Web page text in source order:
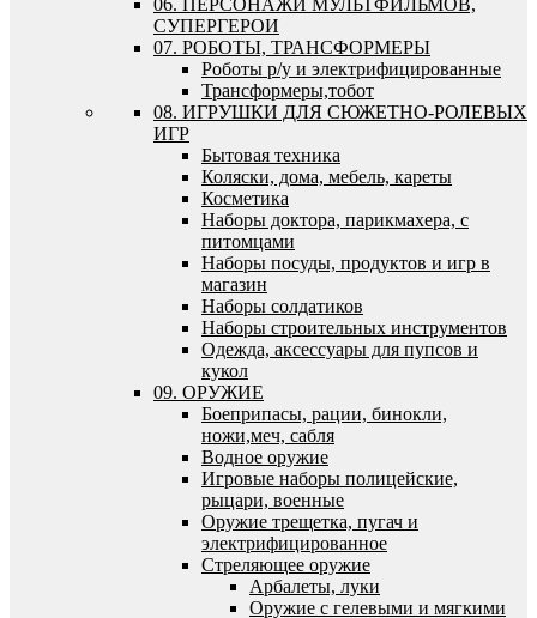
СУПЕРГЕРОИ
07. РОБОТЫ, ТРАНСФОРМЕРЫ
Роботы р/у и электрифицированные
Трансформеры,тобот
08. ИГРУШКИ ДЛЯ СЮЖЕТНО-РОЛЕВЫХ
ИГР
Бытовая техника
Коляски, дома, мебель, кареты
Косметика
Наборы доктора, парикмахера, с
питомцами
Наборы посуды, продуктов и игр в
магазин
Наборы солдатиков
Наборы строительных инструментов
Одежда, аксессуары для пупсов и
кукол
09. ОРУЖИЕ
Боеприпасы, рации, бинокли,
ножи,меч, сабля
Водное оружие
Игровые наборы полицейские,
рыцари, военные
Оружие трещетка, пугач и
электрифицированное
Стреляющее оружие
Арбалеты, луки
Оружие с гелевыми и мягкими